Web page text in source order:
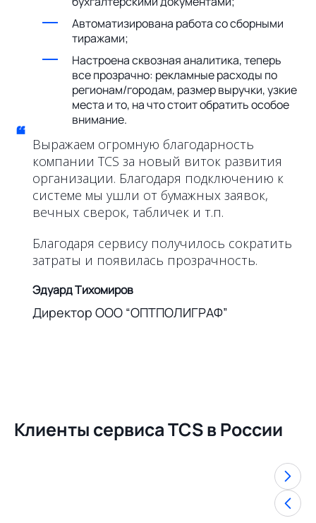
Автоматизирована работа со сборными
тиражами;
Настроена сквозная аналитика, теперь
все прозрачно: рекламные расходы по
регионам/городам, размер выручки, узкие
места и то, на что стоит обратить особое
внимание.
“ Выражаем огромную благодарность
компании TCS за новый виток развития
организации. Благодаря подключению к
системе мы ушли от бумажных заявок,
вечных сверок, табличек и т.п.
Благодаря сервису получилось сократить
затраты и появилась прозрачность.
Эдуард Тихомиров
Директор ООО “ОПТПОЛИГРАФ”
Клиенты сервиса TCS в России